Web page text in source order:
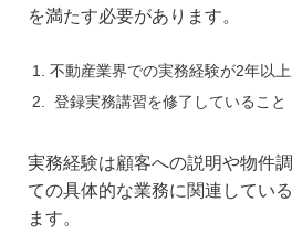
を満たす必要があります。
不動産業界での実務経験が2年以
登録実務講習を修了していること
実務経験は顧客への説明や物件
ての具体的な業務に関連してい
ます。